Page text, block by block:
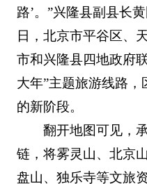
路’。”兴隆县副县长
日，北京市平谷区、
市和兴隆县四地政府
大年”主题旅游线路
的新阶段。
翻开地图可见，
链，将雾灵山、北京
盘山、独乐寺等文旅